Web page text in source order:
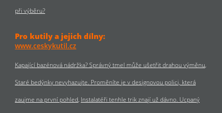
při výběru?
Pro kutily a jejich dílny:
www.ceskykutil.cz
Kapající bazénová nádržka? Správný tmel může ušetřit drahou výměnu
Staré bedýnky nevyhazujte. Proměníte je v designovou polici, která
zaujme na první pohled Instalatéři tenhle trik znají už dávno. Ucpaný